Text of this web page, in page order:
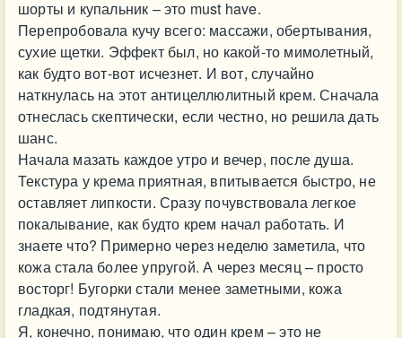
шорты и купальник – это must have.
Перепробовала кучу всего: массажи, обертывания,
сухие щетки. Эффект был, но какой-то мимолетный,
как будто вот-вот исчезнет. И вот, случайно
наткнулась на этот антицеллюлитный крем. Сначала
отнеслась скептически, если честно, но решила дать
шанс.
Начала мазать каждое утро и вечер, после душа.
Текстура у крема приятная, впитывается быстро, не
оставляет липкости. Сразу почувствовала легкое
покалывание, как будто крем начал работать. И
знаете что? Примерно через неделю заметила, что
кожа стала более упругой. А через месяц – просто
восторг! Бугорки стали менее заметными, кожа
гладкая, подтянутая.
Я, конечно, понимаю, что один крем – это не